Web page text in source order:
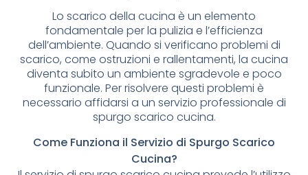
Lo scarico della cucina è un elemento
fondamentale per la pulizia e l’efficienza
dell’ambiente. Quando si verificano problemi di
scarico, come ostruzioni e rallentamenti, la cucina
diventa subito un ambiente sgradevole e poco
funzionale. Per risolvere questi problemi è
necessario affidarsi a un servizio professionale di
spurgo scarico cucina.
Come Funziona il Servizio di Spurgo Scarico
Cucina?